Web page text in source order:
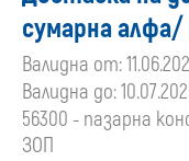
сумарна
Валидна от:
Валидна до:
56300 - пазарна
ЗОП